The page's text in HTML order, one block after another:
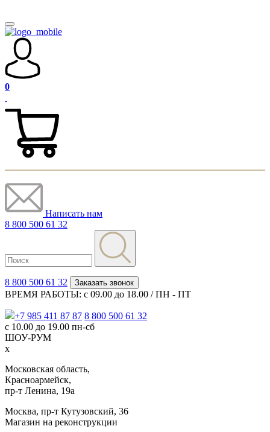
0
Написать нам
8 800 500 61 32
8 800 500 61 32 Заказать звонок
ВРЕМЯ РАБОТЫ: с 09.00 до 18.00 / ПН - ПТ
+7 985 411 87 87 8 800 500 61 32
с 10.00 до 19.00 пн-сб
ШОУ-РУМ
x
Московская область,
Красноармейск,
пр-т Ленина, 19а
Москва, пр-т Кутузовский, 36
Магазин на реконструкции